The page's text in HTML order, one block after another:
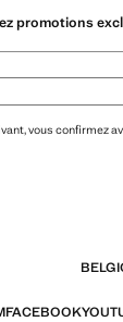
promotions
vous confirmez
FACEBOOK